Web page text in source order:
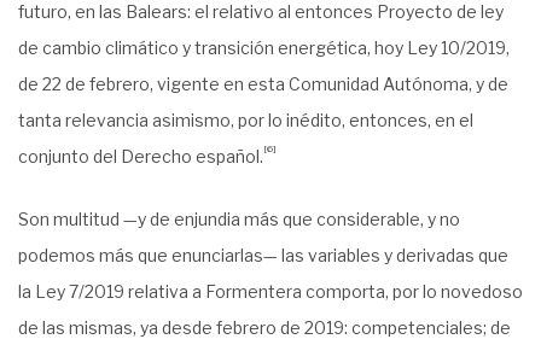
futuro, en las Balears: el relativo al entonces Proyecto de ley
de cambio climático y transición energética, hoy Ley 10/2019,
de 22 de febrero, vigente en esta Comunidad Autónoma, y de
tanta relevancia asimismo, por lo inédito, entonces, en el
conjunto del Derecho español. [6]
Son multitud —y de enjundia más que considerable, y no
podemos más que enunciarlas— las variables y derivadas que
la Ley 7/2019 relativa a Formentera comporta, por lo novedoso
de las mismas, ya desde febrero de 2019: competenciales; de